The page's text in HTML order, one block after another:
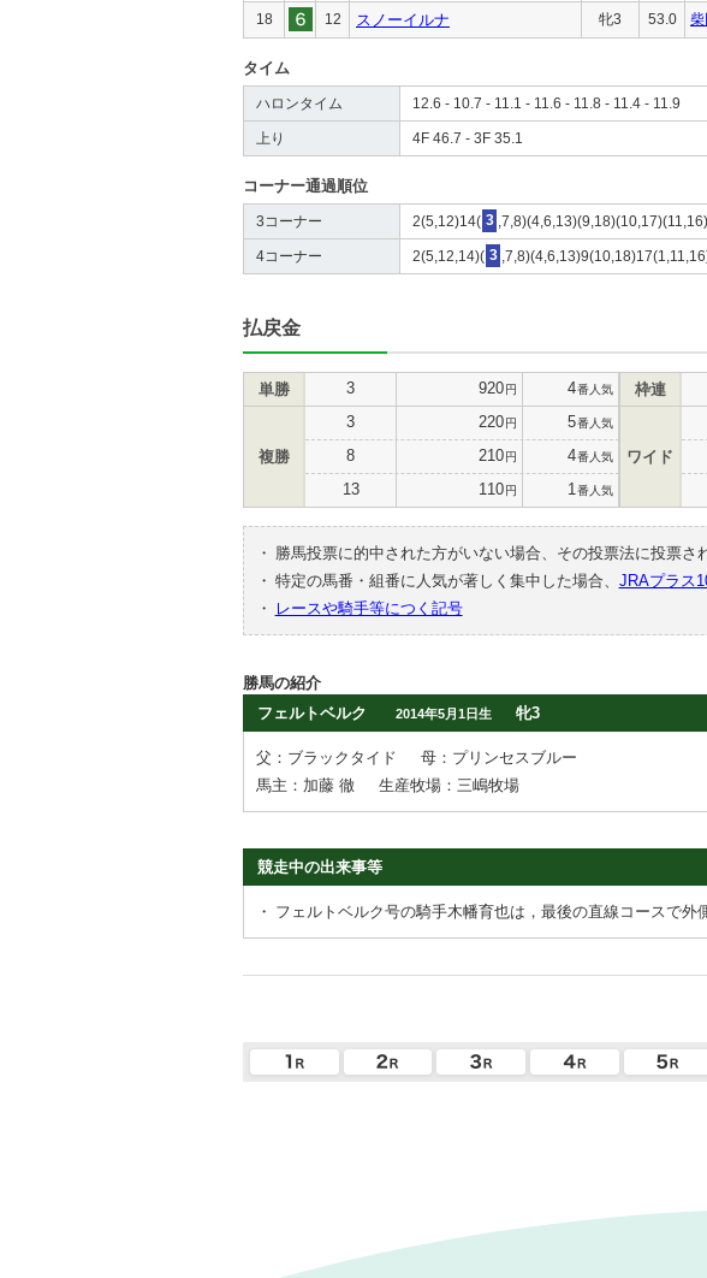
18 12 スノーイルナ 牝3 53.0 柴
タイム
ハロンタイム 12.6 - 10.7 - 11.1 - 11.6 - 11.8 - 11.4 - 11.9
上り 4F 46.7 - 3F 35.1
コーナー通過順位
3コーナー 2(5,12)14( 3
4コーナー 2(5,12,14)( 3
払戻金
単勝 3 920円 4番人気
複勝
3 220円 5番人気
8 210円 4番人気
13 110円 1 番人気
枠連
ワイド
・ 勝馬投票に的中された方がいない場合、その投票法に投票さ
・ 特定の馬番・組番に人気が著しく集中した場合、 JRAプラス
・
レースや騎手等につく記号
勝馬の紹介
フェルトベルク
2014年5月1日生 牝3
父：ブラックタイド
母：プリンセスブルー
馬主：加藤 徹
生産牧場：三嶋牧場
競走中の出来事等
・ フェルトベルク号の騎手木幡育也は，最後の直線コースで外